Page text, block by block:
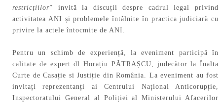
restricțiilor” invită la discuții despre cadrul legal privind
activitatea ANI și problemele întâlnite în practica judiciară cu
privire la actele întocmite de ANI.
Pentru un schimb de experiență, la eveniment participă în
calitate de expert dl Horațiu PĂTRAȘCU, judecător la Înalta
Curte de Casație si Justiție din România. La eveniment au fost
invitați reprezentanți ai Centrului Național Anticorupție,
Inspectoratului General al Poliției al Ministerului Afacerilor